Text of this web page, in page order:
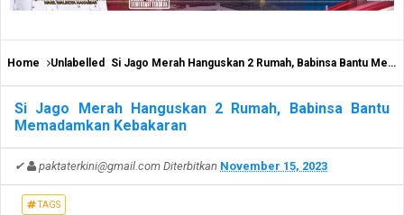
Home Unlabelled Si Jago Merah Hanguskan 2 Rumah, Babinsa Bantu Memadamkan Kebakaran
Si Jago Merah Hanguskan 2 Rumah, Babinsa Bantu
Memadamkan Kebakaran
✔ paktaterkini@gmail.com Diterbitkan November 15, 2023
TAGS